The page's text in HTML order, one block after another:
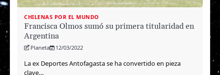
CHILENAS POR EL MUNDO
Francisca Olmos sumó su primera titularidad en
Argentina
Planeta 12/03/2022
La ex Deportes Antofagasta se ha convertido en pieza
clave…